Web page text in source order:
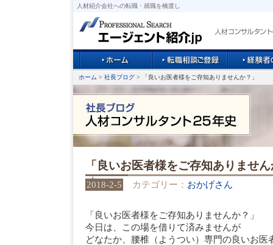
人材紹介会社への転職・就職を橋渡し
ホーム > 社長ブログ > 「良いお医者様をご存知ありませんか？」
「良いお医者様をご存知ありませ
2018-2-5 カテゴリー： おかげさん
「良いお医者様をご存知ありませんか？」
今日は、この場を借りて済みませんが
どなたか、腰椎（ようつい）専門の良いお医